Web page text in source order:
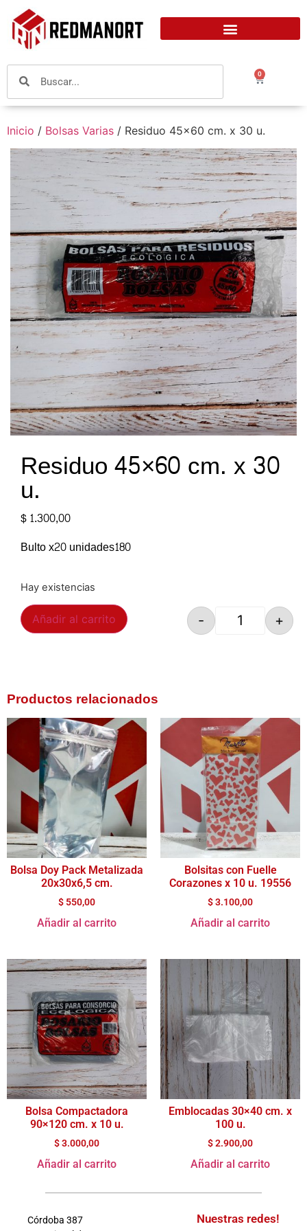
0
Inicio / Bolsas Varias / Residuo 45×60 cm. x 30 u.
Residuo 45×60 cm. x 30
u.
$1.300,00
Bulto x20 unidades180
Hay existencias
- +
Añadir al carrito
Productos relacionados
Bolsa Doy Pack Metalizada
20x30x6,5 cm.
$ 550,00
Añadir al carrito
Bolsitas con Fuelle
Corazones x 10 u. 19556
$3.100,00
Añadir al carrito
Bolsa Compactadora
90×120 cm. x 10 u.
$3.000,00
Añadir al carrito
Emblocadas 30×40 cm. x
100 u.
$2.900,00
Añadir al carrito
Córdoba 387
Nuestras redes!